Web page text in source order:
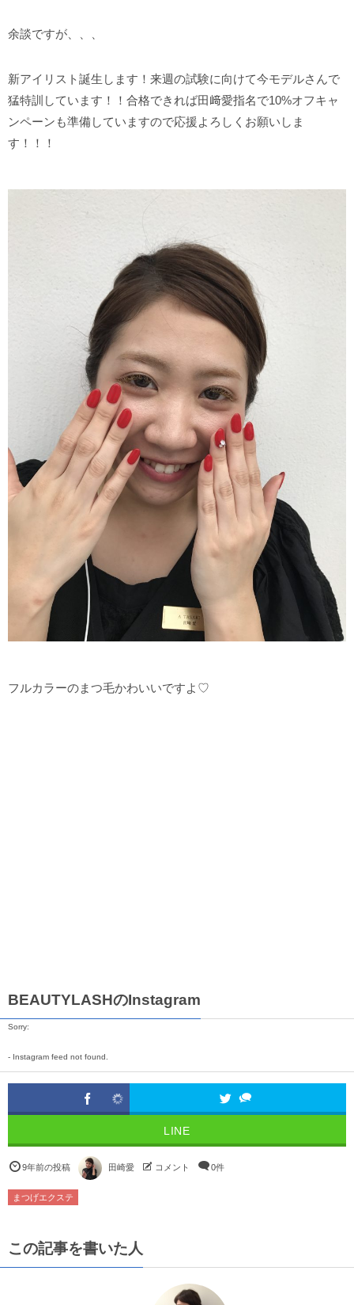
余談ですが、、、
新アイリスト誕生します！来週の試験に向けて今モデルさんで
猛特訓しています！！合格できれば田﨑愛指名で10%オフキャ
ンペーンも準備していますので応援よろしくお願いしま
す！！！
フルカラーのまつ毛かわいいですよ♡
BEAUTYLASHのInstagram
Sorry:
- Instagram feed not found.
LINE
9年前の投稿 田崎愛 コメント 0件
まつげエクステ
この記事を書いた人